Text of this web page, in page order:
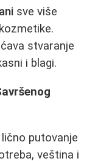
sve više
stvaranje
i blagi.
putovanje
veština i